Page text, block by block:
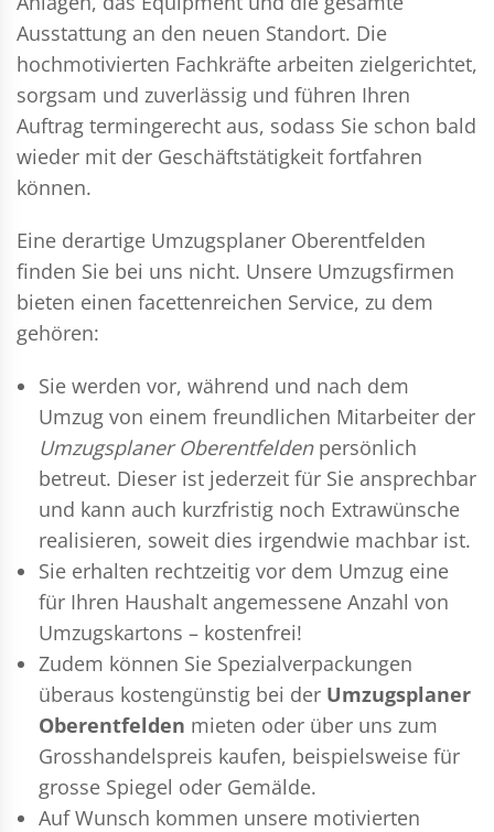
Ausstattung an den neuen Standort. Die
hochmotivierten Fachkräfte arbeiten zielgerichtet,
sorgsam und zuverlässig und führen Ihren
Auftrag termingerecht aus, sodass Sie schon bald
wieder mit der Geschäftstätigkeit fortfahren
können.
Eine derartige Umzugsplaner Oberentfelden
finden Sie bei uns nicht. Unsere Umzugsfirmen
bieten einen facettenreichen Service, zu dem
gehören:
Sie werden vor, während und nach dem
Umzug von einem freundlichen Mitarbeiter der
Umzugsplaner Oberentfeldenpersönlich
betreut. Dieser ist jederzeit für Sie ansprechbar
und kann auch kurzfristig noch Extrawünsche
realisieren, soweit dies irgendwie machbar ist.
Sie erhalten rechtzeitig vor dem Umzug eine
für Ihren Haushalt angemessene Anzahl von
Umzugskartons – kostenfrei!
Zudem können Sie Spezialverpackungen
überaus kostengünstig bei der Umzugsplaner
Oberentfelden mieten oder über uns zum
Grosshandelspreis kaufen, beispielsweise für
grosse Spiegel oder Gemälde.
Auf Wunsch kommen unsere motivierten